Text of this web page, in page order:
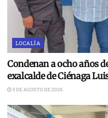
LOCALÍA
Condenan a ocho años
exalcalde de Ciénaga
5 DE AGOSTO DE 2026